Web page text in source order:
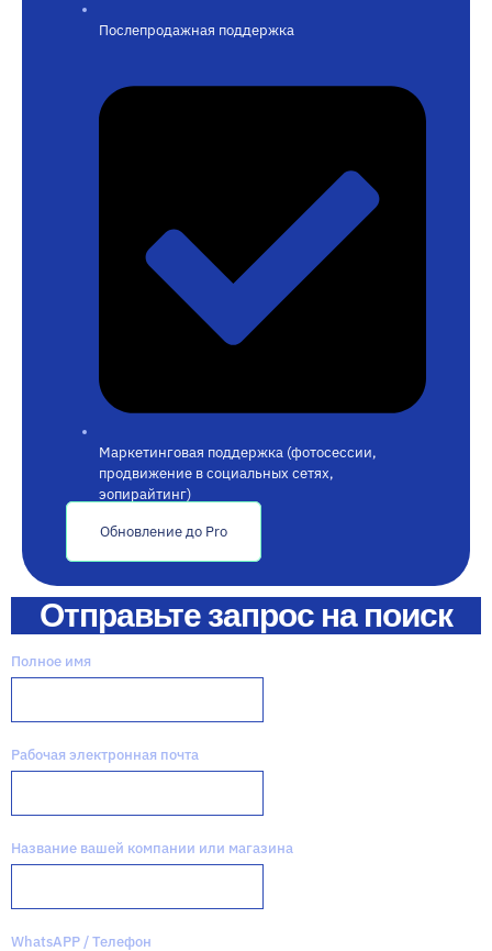
Послепродажная поддержка
Маркетинговая поддержка (фотосессии,
продвижение в социальных сетях,
эопирайтинг)
Обновление до Pro
Отправьте запрос на поиск
Полное имя
Рабочая электронная почта
Название вашей компании или магазина
WhatsAPP / Телефон